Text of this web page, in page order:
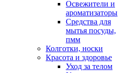
Освежители и
ароматизаторы
Средства для
мытья посуды,
пмм
Колготки, носки
Красота и здоровье
Уход за телом